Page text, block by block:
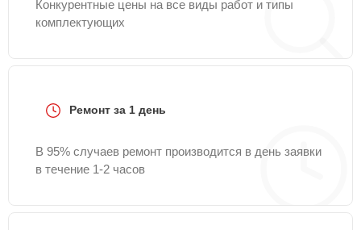
Конкурентные цены на все виды работ и типы
комплектующих
Ремонт за 1 день
В 95% случаев ремонт производится в день заявки
в течение 1-2 часов